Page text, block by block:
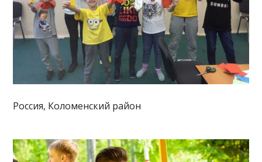
Россия, Коломенский район